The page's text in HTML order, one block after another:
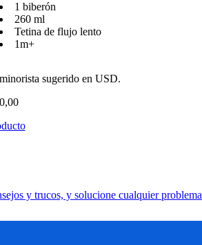
1 biberón
260 ml
Tetina de flujo lento
1m+
sugerido en USD.
y trucos, y solucione cualquier problema